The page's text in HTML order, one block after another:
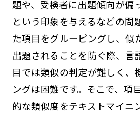
題や、受検者に出題傾向が偏
という印象を与えるなどの問
た項目をグルーピングし、似
出題されることを防ぐ際、言
目では類似の判定が難しく、
ングは困難です。そこで、項
的な類似度をテキストマイニ